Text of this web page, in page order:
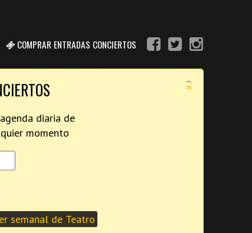
COMPRAR ENTRADAS CONCIERTOS
×
diaria de
momento
semanal de Teatro